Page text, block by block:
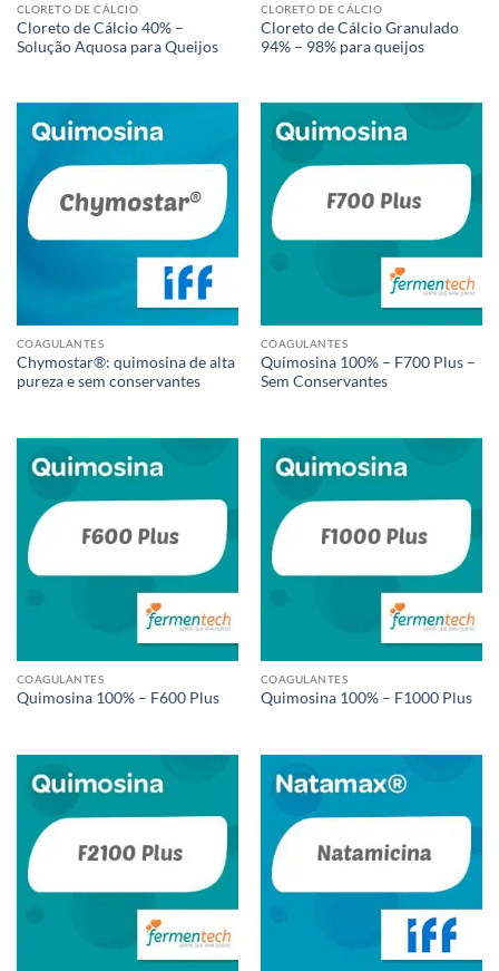
CLORETO DE CÁLCIO
Cloreto de Cálcio 40% –
Solução Aquosa para Queijos
CLORETO DE CÁLCIO
Cloreto de Cálcio Granulado
94% – 98% para queijos
COAGULANTES
Chymostar®: quimosina de alta
pureza e sem conservantes
COAGULANTES
Quimosina 100% – F700 Plus –
Sem Conservantes
COAGULANTES
Quimosina 100% – F600 Plus
COAGULANTES
Quimosina 100% – F1000 Plus